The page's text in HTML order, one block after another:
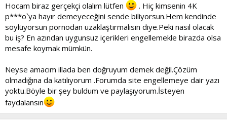
Hocam biraz gerçekçi olalım lütfen
. Hiç kimsenin 4K
p***o`ya hayır demeyeceğini sende biliyorsun.Hem kendinde
söylüyorsun pornodan uzaklaştırmalısın diye.Peki nasıl olacak
bu iş? En azından uygunsuz içerikleri engellemekle birazda olsa
mesafe koymak mümkün.
Neyse amacım illada ben doğruyum demek değil.Çözüm
olmadığına da katılıyorum .Forumda site engellemeye dair yazı
yoktu.Böyle bir şey buldum ve paylaşıyorum.İsteyen
faydalansın